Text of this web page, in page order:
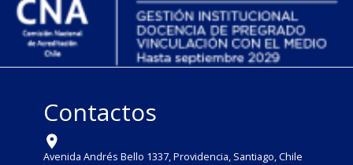
Contactos
Avenida Andrés Bello 1337, Providencia, Santiago, Chile